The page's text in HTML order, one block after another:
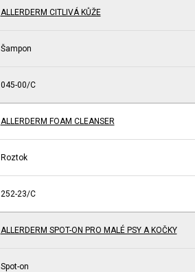
ALLERDERM CITLIVÁ KŮŽE
Šampon
045-00/C
ALLERDERM FOAM CLEANSER
Roztok
252-23/C
ALLERDERM SPOT-ON PRO MALÉ PSY A KOČKY
Spot-on